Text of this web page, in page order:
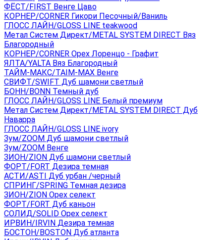
ФЁСТ/FIRST Венге Цаво
КОРНЕР/CORNER Гикори Песочный/Ваниль
ГЛОСС ЛАЙН/GLOSS LINE teakwood
Метал Систем Директ/METAL SYSTEM DIRECT Вяз
Благородный
КОРНЕР/CORNER Орех Лоренцо - Графит
ЯЛТА/YALTA Вяз Благородный
ТАЙМ-МАКС/TAIM-MAX Венге
СВИФТ/SWIFT Дуб шамони светлый
БОНН/BONN Темный дуб
ГЛОСС ЛАЙН/GLOSS LINE Белый премиум
Метал Систем Директ/METAL SYSTEM DIRECT Дуб
Наварра
ГЛОСС ЛАЙН/GLOSS LINE ivory
Зум/ZOOM Дуб шамони светлый
Зум/ZOOM Венге
ЗИОН/ZION Дуб шамони светлый
ФОРТ/FORT Дезира темная
АСТИ/ASTI Дуб урбан /черный
СПРИНГ/SPRING Темная дезира
ЗИОН/ZION Орех селект
ФОРТ/FORT Дуб каньон
СОЛИД/SOLID Орех селект
ИРВИН/IRVIN Дезира темная
БОСТОН/BOSTON Дуб атланта